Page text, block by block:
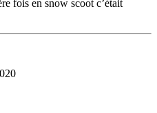
fois en snow scoot c’était